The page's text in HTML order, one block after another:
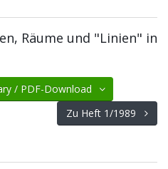
Räume und "Linien" in
/ PDF-Download
Zu Heft 1/1989